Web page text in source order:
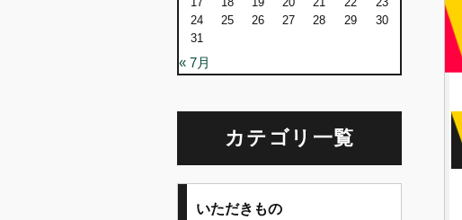
24
25 26 27 28 29
30
31
« 7月
カテゴリ一覧
いただきもの